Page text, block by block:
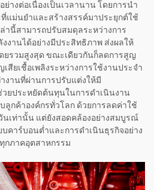
ย่างต่อเนื่องเป็นเวลานาน โดยการนำ
ที่แม่นยำและสร้างสรรค์มาประยุกต์ใช้
านี้สามารถปรับสมดุลระหว่างการ
งานได้อย่างมีประสิทธิภาพ ส่งผลให้
ยรวมสูงสุด ขณะเดียวกันก็ลดการสูญ
สียเชื้อเพลิงระหว่างการใช้งานประจำ
งานที่ผ่านการปรับแต่งให้มี
ยประหยัดต้นทุนในการดำเนินงาน
ลูกค้าองค์กรทั่วโลก ด้วยการลดค่าใช้
นเท่านั้น แต่ยังสอดคล้องอย่างสมบูรณ์
าร์บอนต่ำและการดำเนินธุรกิจอย่าง
กภาคอุตสาหกรรม